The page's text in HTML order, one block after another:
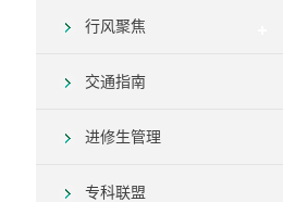
行风聚焦
交通指南
进修生管理
专科联盟